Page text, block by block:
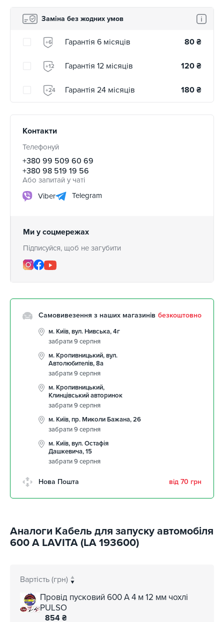
Заміна без жодних умов
+6 Гарантія 6 місяців 80 ₴
+12 Гарантія 12 місяців 120 ₴
+24 Гарантія 24 місяців 180 ₴
Контакти
Телефонуй
+380 99 509 60 69
+380 98 519 19 56
Або запитай у чаті
Viber
Telegram
Ми у соцмережах
Підписуйся, щоб не загубити
Самовивезення з наших магазинів безкоштовно
м. Київ, вул. Нивська, 4г
забрати 9 серпня
м. Кропивницький, вул.
Автолюбителів, 8а
забрати 9 серпня
м. Кропивницький,
Клинцівський авторинок
забрати 9 серпня
м. Київ, пр. Миколи Бажана, 26
забрати 9 серпня
м. Київ, вул. Остафія
Дашкевича, 15
забрати 9 серпня
Нова Пошта від 70 грн
Аналоги Кабель для запуску автомобіля
600 А LAVITA (LA 193600)
Вартість (грн)
Провід пусковий 600 А 4 м 12 мм чохлі
PULSO
854 ₴